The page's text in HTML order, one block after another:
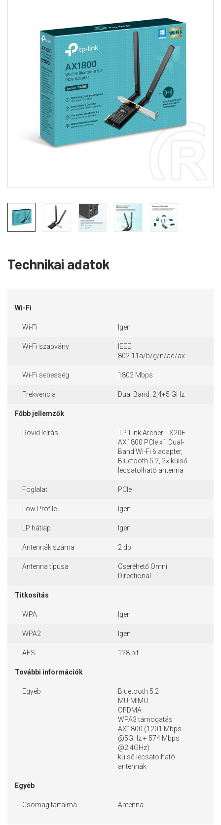
Technikai adatok
Wi-Fi
Wi-Fi Igen
Wi-Fi szabvány
IEEE
802.11a/b/g/n/ac/ax
Wi-Fi sebesség 1802 Mbps
Frekvencia Dual Band: 2,4+5 GHz
Főbb jellemzők
Rövid leírás
TP-Link Archer TX20E
AX1800 PCIe x1 Dual-
Band Wi-Fi 6 adapter,
Bluetooth 5.2, 2× külső
lecsatolható antenna
Foglalat PCIe
Low Profile Igen
LP hátlap Igen
Antennák száma 2 db
Antenna típusa
Cseréhető Omni
Directional
Titkosítás
WPA Igen
WPA2 Igen
AES 128 bit
További információk
Egyéb
Bluetooth 5.2
MU-MIMO
OFDMA
WPA3 támogatás
AX1800 (1201 Mbps
@5GHz + 574 Mbps
@2.4GHz)
külső lecsatolható
antennák
Egyéb
Csomag tartalma Antenna